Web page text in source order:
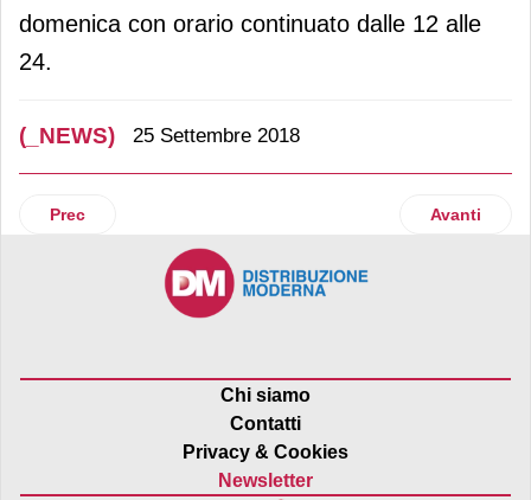
domenica con orario continuato dalle 12 alle
24.
(_NEWS) 25 Settembre 2018
Articolo precedente: Carrefour Italia, al via una colletta
Prec Articolo
Avanti
Chi siamo
Contatti
Privacy & Cookies
Newsletter